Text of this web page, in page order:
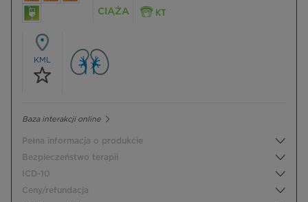
CIĄŻA
KML
Baza interakcji online
Pełna informacja o produkcie
Bezpieczeństwo terapii
ICD-10
Ceny/refundacja